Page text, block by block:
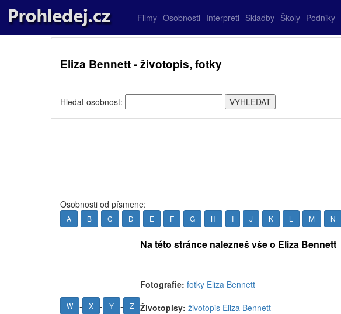
Filmy Osobnosti Interpreti Skladby Školy Podniky
Eliza Bennett - životopis, fotky
Hledat osobnost:
Osobnosti od písmene:
A - B - C - D - E - F - G - H - I - J - K - L - M - N
W - X - Y - Z
Na této stránce nalezneš vše o Eliza Bennett
Fotografie: fotky Eliza Bennett
Životopisy: životopis Eliza Bennett